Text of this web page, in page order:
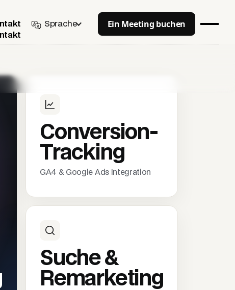
Sprache Ein Meeting buchen
Conversion-
Tracking
GA4 & Google Ads Integration
Suche &
Remarketing